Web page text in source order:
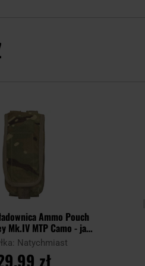
Ammo Pouch
Mk.IV MTP Camo - jak
- Demobil
Natychmiast
zł